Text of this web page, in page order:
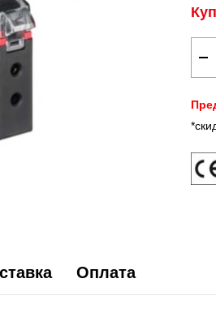
Оплата